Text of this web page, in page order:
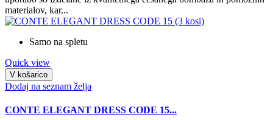
materialov, kar...
Samo na spletu
Quick view
V košarico
Dodaj na seznam želja
CONTE ELEGANT DRESS CODE 15...